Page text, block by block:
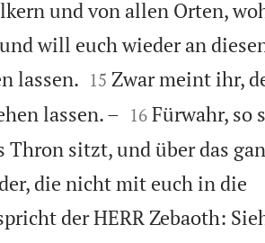
und von allen Orten,
will euch wieder an
lassen.
15 Zwar meint ihr,
lassen. –
16 Fürwahr, so
Thron sitzt, und über das
die nicht mit euch in die
der HERR Zebaoth: